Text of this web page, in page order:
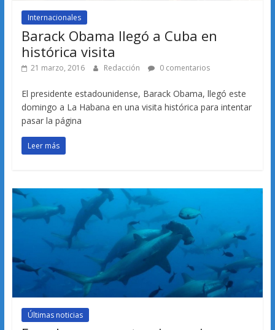
Internacionales
Barack Obama llegó a Cuba en
histórica visita
21 marzo, 2016 Redacción 0 comentarios
El presidente estadounidense, Barack Obama, llegó este
domingo a La Habana en una visita histórica para intentar
pasar la página
Leer más
Últimas noticias